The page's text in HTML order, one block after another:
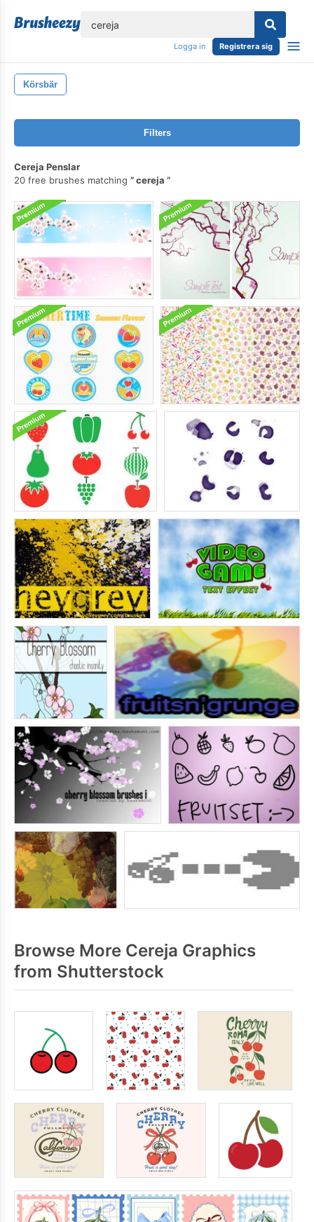
Logga in Registrera sig
Körsbär
Filters
Cereja Penslar
20 free brushes matching
cereja
Browse More Cereja Graphics
from Shutterstock